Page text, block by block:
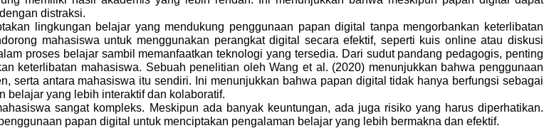
distraksi.
lingkungan belajar yang mendukung penggunaan papan digital tanpa mengorbankan keterlibatan
mahasiswa untuk menggunakan perangkat digital secara efektif, seperti kuis online atau diskusi
proses belajar sambil memanfaatkan teknologi yang tersedia. Dari sudut pandang pedagogis, penting
keterlibatan mahasiswa. Sebuah penelitian oleh Wang et al. (2020) menunjukkan bahwa penggunaan
serta antara mahasiswa itu sendiri. Ini menunjukkan bahwa papan digital tidak hanya berfungsi sebagai
belajar yang lebih interaktif dan kolaboratif.
sangat kompleks. Meskipun ada banyak keuntungan, ada juga risiko yang harus diperhatikan.
papan digital untuk menciptakan pengalaman belajar yang lebih bermakna dan efektif.